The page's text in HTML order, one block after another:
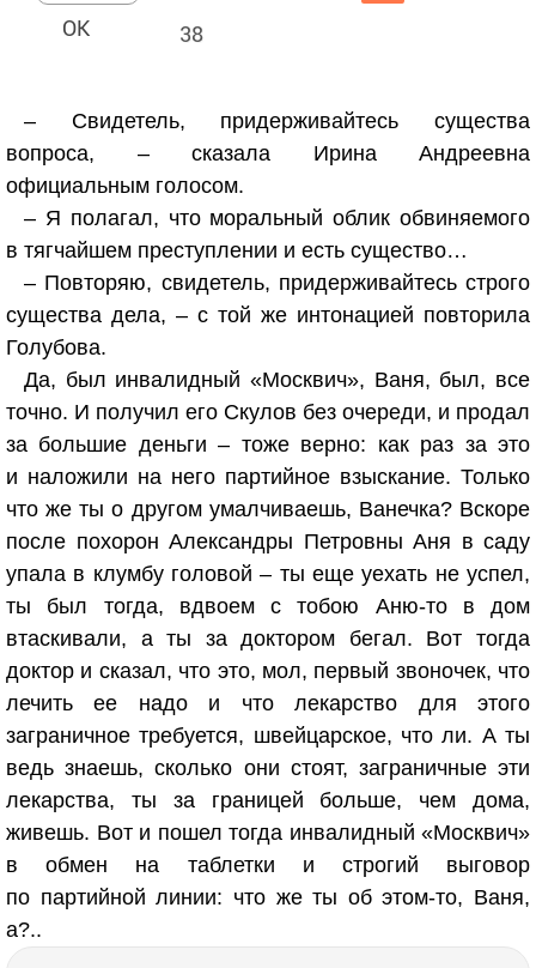
38
– Свидетель, придерживайтесь существа
вопроса, – сказала Ирина Андреевна
официальным голосом.
– Я полагал, что моральный облик обвиняемого
в тягчайшем преступлении и есть существо…
– Повторяю, свидетель, придерживайтесь строго
существа дела, – с той же интонацией повторила
Голубова.
Да, был инвалидный «Москвич», Ваня, был, все
точно. И получил его Скулов без очереди, и продал
за большие деньги – тоже верно: как раз за это
и наложили на него партийное взыскание. Только
что же ты о другом умалчиваешь, Ванечка? Вскоре
после похорон Александры Петровны Аня в саду
упала в клумбу головой – ты еще уехать не успел,
ты был тогда, вдвоем с тобою Аню-то в дом
втаскивали, а ты за доктором бегал. Вот тогда
доктор и сказал, что это, мол, первый звоночек, что
лечить ее надо и что лекарство для этого
заграничное требуется, швейцарское, что ли. А ты
ведь знаешь, сколько они стоят, заграничные эти
лекарства, ты за границей больше, чем дома,
живешь. Вот и пошел тогда инвалидный «Москвич»
в обмен на таблетки и строгий выговор
по партийной линии: что же ты об этом-то, Ваня,
а?..